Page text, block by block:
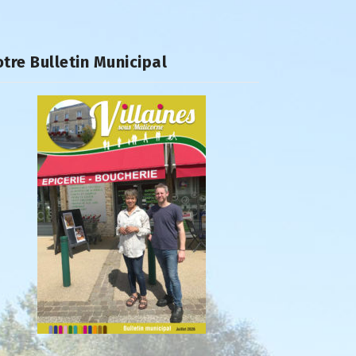
Bulletin Municipal